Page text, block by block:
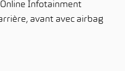
Online Infotainment
avant avec airbag